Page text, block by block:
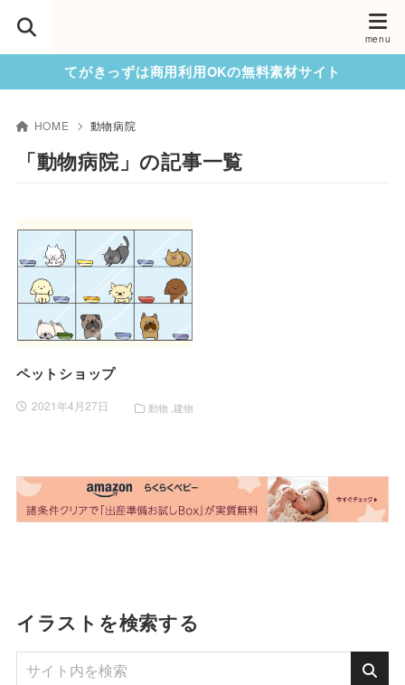
てがきっずは商用利用OKの無料素材サイト
HOME 動物病院
「動物病院」の記事一覧
ペットショップ
2021年4月27日 動物 建物
イラストを検索する